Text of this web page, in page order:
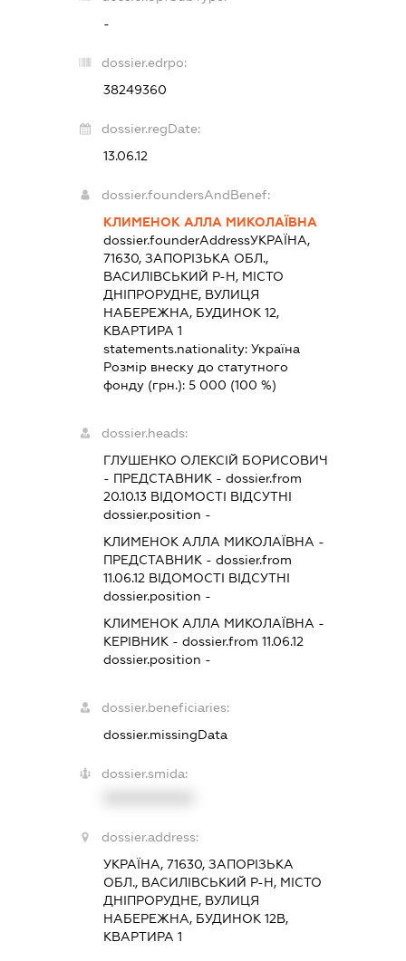
-
dossier.edrpo:
38249360
dossier.regDate:
13.06.12
dossier.foundersAndBenef:
КЛИМЕНОК АЛЛА МИКОЛАЇВНА
dossier.founderAddressУКРАЇНА,
71630, ЗАПОРІЗЬКА ОБЛ.,
ВАСИЛІВСЬКИЙ Р-Н, МІСТО
ДНІПРОРУДНЕ, ВУЛИЦЯ
НАБЕРЕЖНА, БУДИНОК 12,
КВАРТИРА 1
statements.nationality: Україна
Розмір внеску до статутного
фонду (грн.): 5 000 (100 %)
dossier.heads:
ГЛУШЕНКО ОЛЕКСІЙ БОРИСОВИЧ
- ПРЕДСТАВНИК- dossier.from
20.10.13ВІДОМОСТІ ВІДСУТНІ
dossier.position -
КЛИМЕНОК АЛЛА МИКОЛАЇВНА -
ПРЕДСТАВНИК- dossier.from
11.06.12ВІДОМОСТІ ВІДСУТНІ
dossier.position -
КЛИМЕНОК АЛЛА МИКОЛАЇВНА -
КЕРІВНИК- dossier.from 11.06.12
dossier.position -
dossier.beneficiaries:
dossier.missingData
dossier.smida:
dossier.address:
УКРАЇНА, 71630, ЗАПОРІЗЬКА
ОБЛ., ВАСИЛІВСЬКИЙ Р-Н, МІСТО
ДНІПРОРУДНЕ, ВУЛИЦЯ
НАБЕРЕЖНА, БУДИНОК 12В,
КВАРТИРА 1